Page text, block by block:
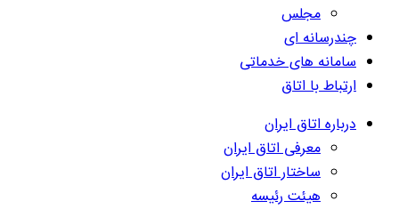
مجلس
چندرسانه ای
سامانه های خدماتی
ارتباط با اتاق
درباره اتاق ایران
معرفی اتاق ایران
ساختار اتاق ایران
هیئت رئیسه